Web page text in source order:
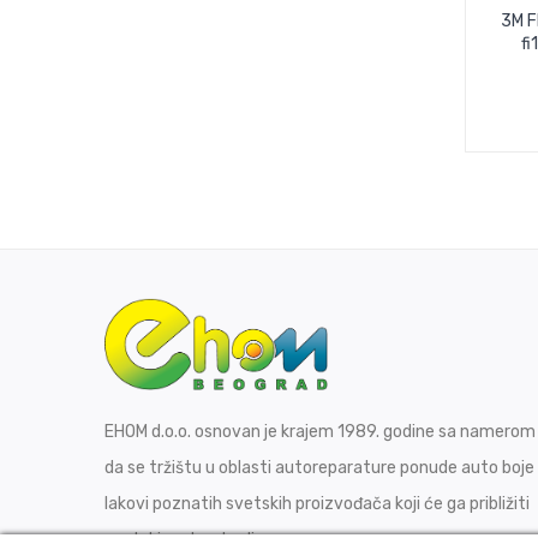
3M
EHOM d.o.o. osnovan je krajem 1989. godine sa namerom
da se tržištu u oblasti autoreparature ponude auto boje
lakovi poznatih svetskih proizvođača koji će ga približiti